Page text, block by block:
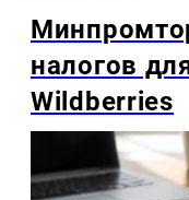
налогов
Wildberries